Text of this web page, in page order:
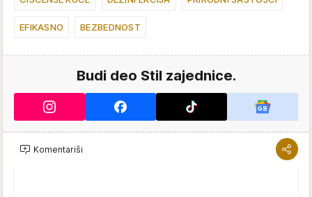
EFIKASNO BEZBEDNOST
Budi deo Stil zajednice.
Komentariši